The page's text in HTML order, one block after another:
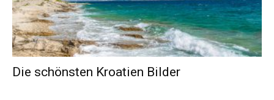
Die schönsten Kroatien Bilder